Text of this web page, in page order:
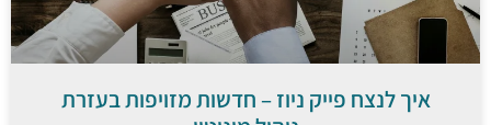
איך לנצח פייק ניוז – חדשות מזויפות בעזרת